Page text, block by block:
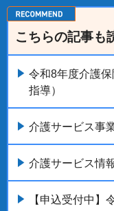
こちらの記事も
令和8年度介護
指導）
介護サービス事
介護サービス情
【申込受付中】